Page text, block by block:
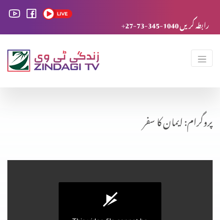
+27-73-345-1040 رابطہ کریں
پروگرام: ایمان کا سفر